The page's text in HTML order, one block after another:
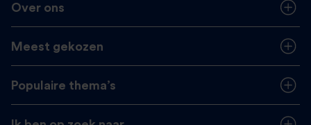
Over ons
Meest gekozen
Populaire thema’s